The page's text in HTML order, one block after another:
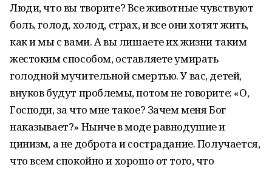
Люди, что вы творите? Все животные чувствуют
боль, голод, холод, страх, и все они хотят жить,
как и мы с вами. А вы лишаете их жизни таким
жестоким способом, оставляете умирать
голодной мучительной смертью. У вас, детей,
внуков будут проблемы, потом не говорите: «О,
Господи, за что мне такое? Зачем меня Бог
наказывает?» Нынче в моде равнодушие и
цинизм, а не доброта и сострадание. Получается,
что всем спокойно и хорошо от того, что